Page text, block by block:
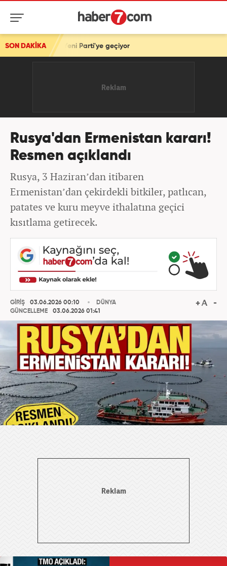
SON DAKİKA
Yeni Parti'ye geçiyor
Rusya'dan Ermenistan kararı!
Resmen açıklandı
Rusya, 3 Haziran’dan itibaren
Ermenistan’dan çekirdekli bitkiler, patlıcan,
patates ve kuru meyve ithalatına geçici
kısıtlama getirecek.
GİRİŞ
03.06.2026 00:10
GÜNCELLEME
03.06.2026 01:41
DÜNYA